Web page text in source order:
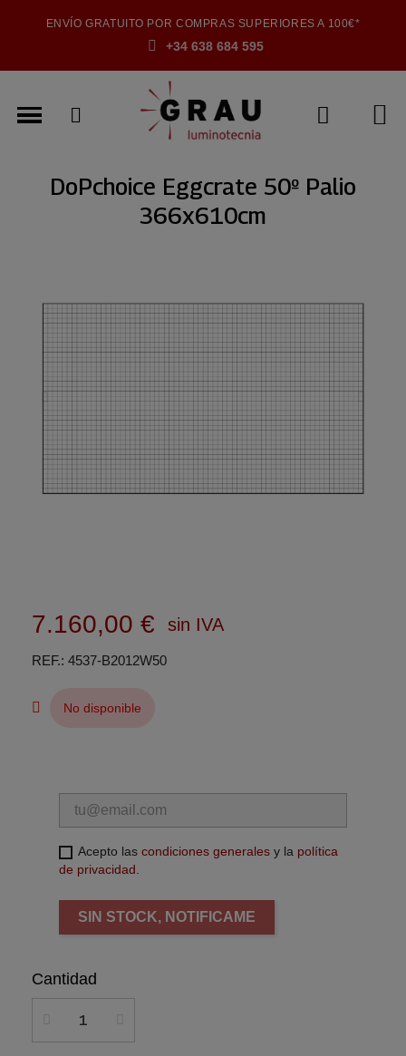
ENVÍO GRATUITO POR COMPRAS SUPERIORES A 100€*
+34 638 684 595
DoPchoice Eggcrate 50º Palio
366x610cm
7.160,00 € sin IVA
REF. 4537-B2012W50
No disponible
Acepto las condiciones generales y la política
de privacidad.
SIN STOCK, NOTIFICAME
Cantidad